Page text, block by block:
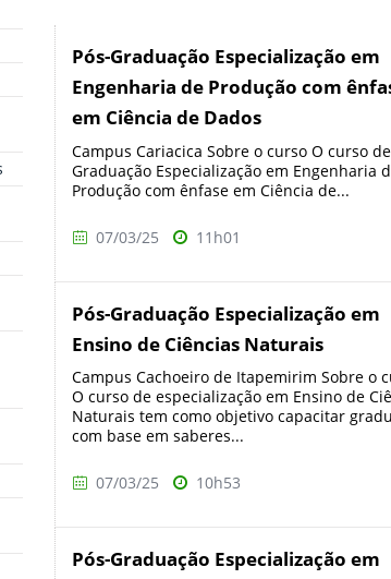
Pós-Graduação Especialização em
Engenharia de Produção com
em Ciência de Dados
Campus Cariacica Sobre o curso O curso
Graduação Especialização em Engenharia
Produção com ênfase em Ciência de...
07/03/25 11h01
Pós-Graduação Especialização em
Ensino de Ciências Naturais
Campus Cachoeiro de Itapemirim Sobre o
O curso de especialização em Ensino de
Naturais tem como objetivo capacitar
com base em saberes...
07/03/25 10h53
Pós-Graduação Especialização em